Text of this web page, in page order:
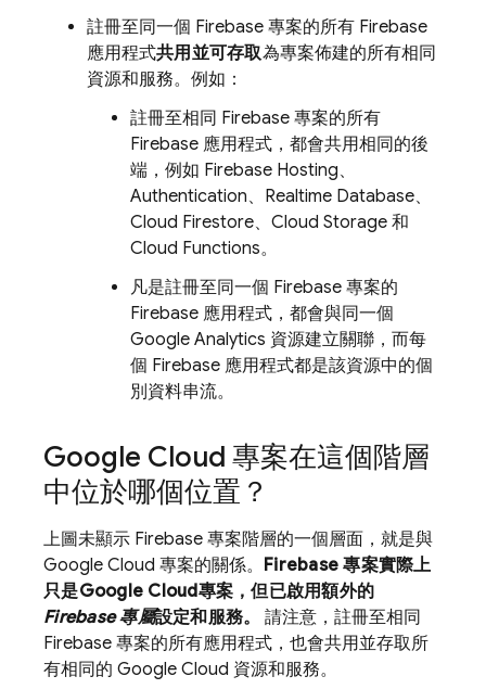
註冊至同一個 Firebase 專案的所有 Firebase
應用程式共用並可存取為專案佈建的所有相同
資源和服務。例如：
註冊至相同 Firebase 專案的所有
Firebase 應用程式，都會共用相同的後
端，例如 Firebase Hosting、
Authentication、 Realtime Database、
Cloud Firestore、 Cloud Storage 和
Cloud Functions。
凡是註冊至同一個 Firebase 專案的
Firebase 應用程式，都會與同一個
Google Analytics 資源建立關聯，而每
個 Firebase 應用程式都是該資源中的個
別資料串流。
Google Cloud 專案在這個階層
中位於哪個位置？
上圖未顯示 Firebase 專案階層的一個層面，就是與
Google Cloud 專案的關係。 Firebase 專案實際上
只是Google Cloud專案，但已啟用額外的
Firebase 專屬設定和服務。
請注意，註冊至相同
Firebase 專案的所有應用程式，也會共用並存取所
有相同的 Google Cloud 資源和服務。